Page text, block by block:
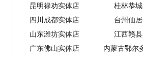
昆明禄劝实体店
桂林恭
四川成都实体店
台州仙
山东潍坊实体店
江西赣
广东佛山实体店
内蒙古鄂尔